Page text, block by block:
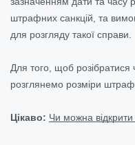
штрафних санкцій, та
для розгляду такої справи.
Для того, щоб розібратися
розглянемо розміри
Цікаво: Чи можна